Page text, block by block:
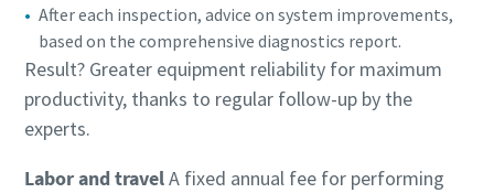
After each inspection, advice on system improvements,
based on the comprehensive diagnostics report.
Result? Greater equipment reliability for maximum
productivity, thanks to regular follow-up by the
experts.
Labor and travelA fixed annual fee for performing